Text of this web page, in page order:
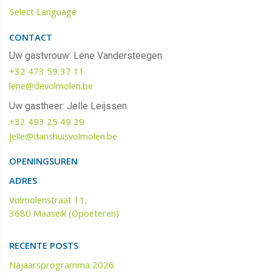
Select Language
CONTACT
Uw gastvrouw: Lene Vandersteegen
+32 473 59 37 11
lene@devolmolen.be
Uw gastheer: Jelle Leijssen
+32 493 25 49 29
jelle@danshuisvolmolen.be‬‬
OPENINGSUREN
ADRES
Volmolenstraat 11,
3680 Maaseik (Opoeteren)
RECENTE POSTS
Najaarsprogramma 2026